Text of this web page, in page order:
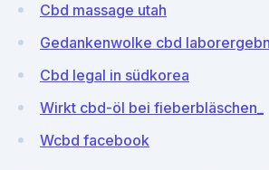
Cbd massage utah
Gedankenwolke cbd
Cbd legal in südkorea
Wirkt cbd-öl bei fieberbläschen_
Wcbd facebook